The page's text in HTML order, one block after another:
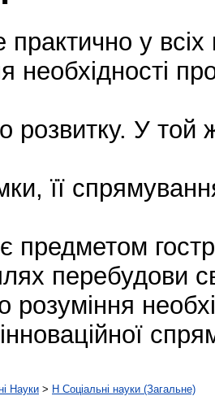
практично у
необхідності
розвитку. У
її
предметом
перебудови
розуміння
Науки > H Соціальні науки (Загальне)